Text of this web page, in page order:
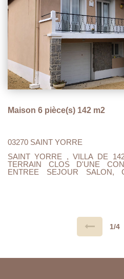
CHAUDIERE A GRANULES
VITRAGE, ASSAINISSEMENT
300 M2 DE
COMPLETER CE BIEN
VOUTEES. A LA CAMPAGNE, AU
DEGAGEE. A VISITER ET
Maison 6 pièce(s) 142 m2
03270 SAINT YORRE
SAINT YORRE , VILLA DE
TERRAIN CLOS D'UNE
ENTREE SEJOUR SALON,
ROULANTS ELECTRIQUES,
COEUR DE VILLE
BUS...CONSTRUCTION
1/4